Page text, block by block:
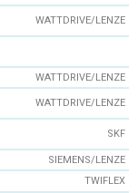
WATTDRIVE/LENZE
WATTDRIVE/LENZE
WATTDRIVE/LENZE
SKF
SIEMENS/LENZE
TWIFLEX